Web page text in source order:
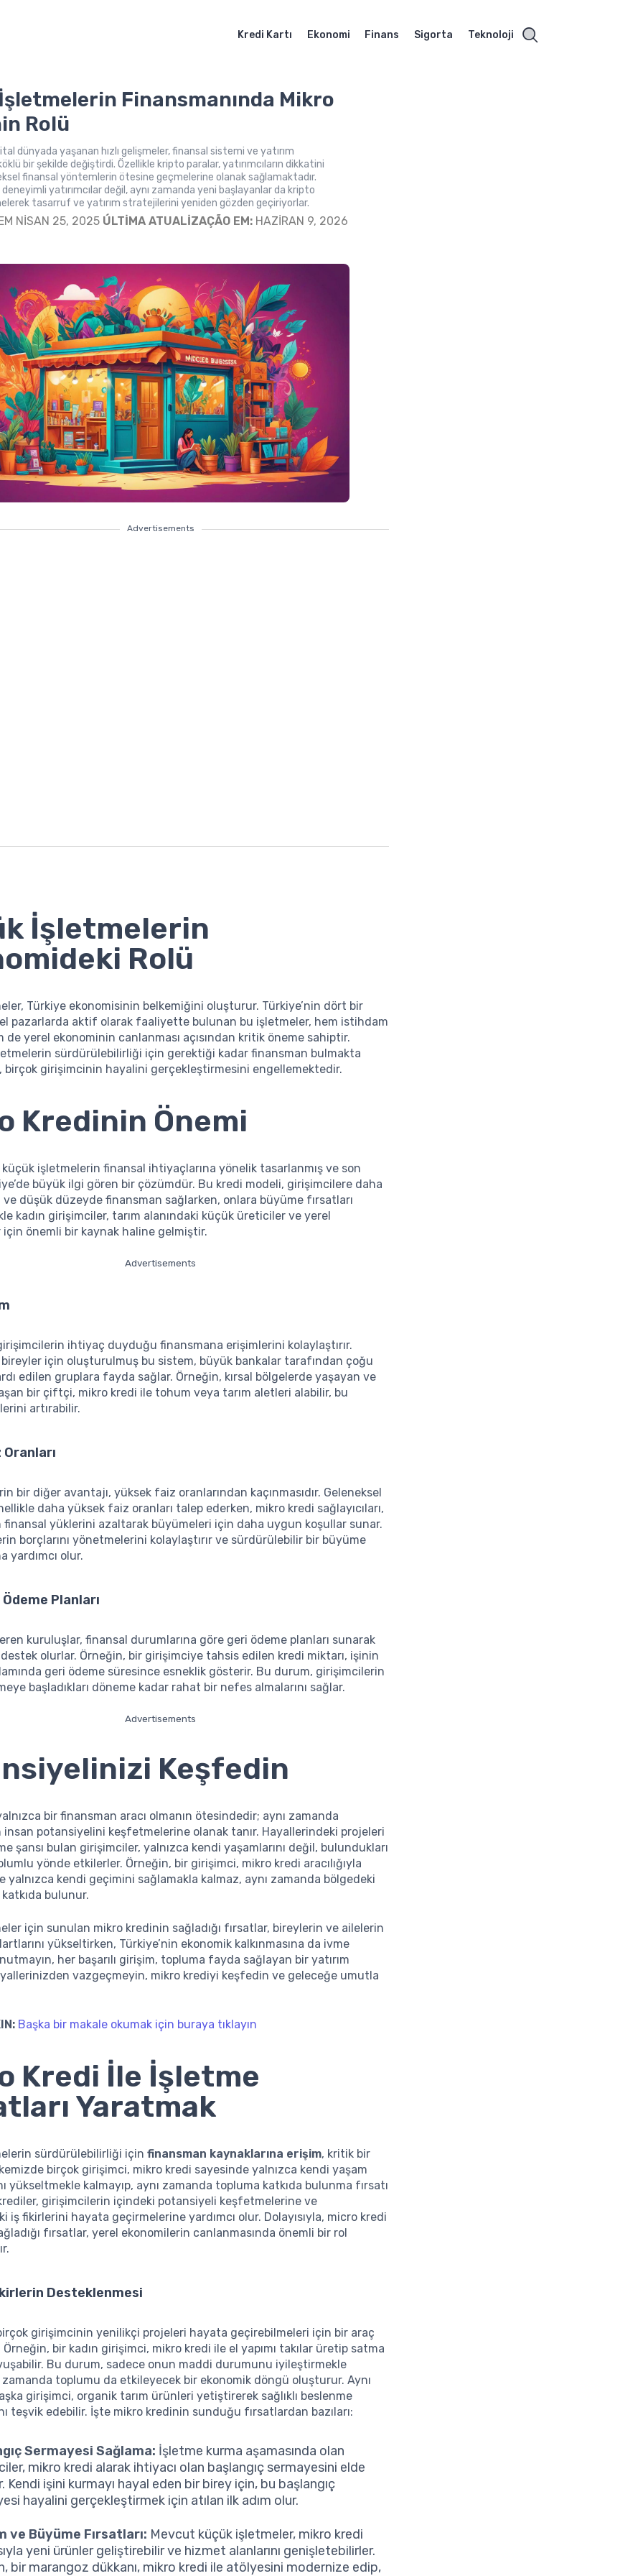
Kredi Kartı Ekonomi Finans Sigorta Teknoloji
Finansmanında Mikro
Rolü
dünyada yaşanan hızlı gelişmeler, finansal sistemi ve yatırım
köklü bir şekilde değiştirdi. Özellikle kripto paralar, yatırımcıların dikkatini
finansal yöntemlerin ötesine geçmelerine olanak sağlamaktadır.
yatırımcılar değil, aynı zamanda yeni başlayanlar da kripto
tasarruf ve yatırım stratejilerini yeniden gözden geçiriyorlar.
NISAN 25, 2025 ÚLTIMA ATUALIZAÇÃO EM: HAZIRAN 9, 2026
Advertisements
İşletmelerin
Rolü
Türkiye ekonomisinin belkemiğini oluşturur. Türkiye’nin dört bir
pazarlarda aktif olarak faaliyette bulunan bu işletmeler, hem istihdam
de yerel ekonominin canlanması açısından kritik öneme sahiptir.
sürdürülebilirliği için gerektiği kadar finansman bulmakta
birçok girişimcinin hayalini gerçekleştirmesini engellemektedir.
Kredinin Önemi
küçük işletmelerin finansal ihtiyaçlarına yönelik tasarlanmış ve son
büyük ilgi gören bir çözümdür. Bu kredi modeli, girişimcilere daha
düşük düzeyde finansman sağlarken, onlara büyüme fırsatları
kadın girişimciler, tarım alanındaki küçük üreticiler ve yerel
önemli bir kaynak haline gelmiştir.
Advertisements
ihtiyaç duyduğu finansmana erişimlerini kolaylaştırır.
için oluşturulmuş bu sistem, büyük bankalar tarafından çoğu
edilen gruplara fayda sağlar. Örneğin, kırsal bölgelerde yaşayan ve
bir çiftçi, mikro kredi ile tohum veya tarım aletleri alabilir, bu
artırabilir.
bir diğer avantajı, yüksek faiz oranlarından kaçınmasıdır. Geleneksel
daha yüksek faiz oranları talep ederken, mikro kredi sağlayıcıları,
finansal yüklerini azaltarak büyümeleri için daha uygun koşullar sunar.
borçlarını yönetmelerini kolaylaştırır ve sürdürülebilir bir büyüme
yardımcı olur.
Planları
kuruluşlar, finansal durumlarına göre geri ödeme planları sunarak
olurlar. Örneğin, bir girişimciye tahsis edilen kredi miktarı, işinin
geri ödeme süresince esneklik gösterir. Bu durum, girişimcilerin
başladıkları döneme kadar rahat bir nefes almalarını sağlar.
Advertisements
Keşfedin
bir finansman aracı olmanın ötesindedir; aynı zamanda
potansiyelini keşfetmelerine olanak tanır. Hayallerindeki projeleri
şansı bulan girişimciler, yalnızca kendi yaşamlarını değil, bulundukları
yönde etkilerler. Örneğin, bir girişimci, mikro kredi aracılığıyla
yalnızca kendi geçimini sağlamakla kalmaz, aynı zamanda bölgedeki
bulunur.
için sunulan mikro kredinin sağladığı fırsatlar, bireylerin ve ailelerin
yükseltirken, Türkiye’nin ekonomik kalkınmasına da ivme
her başarılı girişim, topluma fayda sağlayan bir yatırım
vazgeçmeyin, mikro krediyi keşfedin ve geleceğe umutla
Başka bir makale okumak için buraya tıklayın
Kredi İle İşletme
Yaratmak
sürdürülebilirliği içinfinansman kaynaklarına erişim, kritik bir
birçok girişimci, mikro kredi sayesinde yalnızca kendi yaşam
yükseltmekle kalmayıp, aynı zamanda topluma katkıda bulunma fırsatı
girişimcilerin içindeki potansiyeli keşfetmelerine ve
iş fikirlerini hayata geçirmelerine yardımcı olur. Dolayısıyla, micro kredi
fırsatlar, yerel ekonomilerin canlanmasında önemli bir rol
Desteklenmesi
girişimcinin yenilikçi projeleri hayata geçirebilmeleri için bir araç
bir kadın girişimci, mikro kredi ile el yapımı takılar üretip satma
Bu durum, sadece onun maddi durumunu iyileştirmekle
zamanda toplumu da etkileyecek bir ekonomik döngü oluşturur. Aynı
girişimci, organik tarım ürünleri yetiştirerek sağlıklı beslenme
teşvik edebilir. İşte mikro kredinin sunduğu fırsatlardan bazıları:
Sermayesi Sağlama: İşletme kurma aşamasında olan
mikro kredi alarak ihtiyacı olan başlangıç sermayesini elde
Kendi işini kurmayı hayal eden bir birey için, bu başlangıç
hayalini gerçekleştirmek için atılan ilk adım olur.
ve Büyüme Fırsatları: Mevcut küçük işletmeler, mikro kredi
yeni ürünler geliştirebilir ve hizmet alanlarını genişletebilirler.
bir marangoz dükkanı, mikro kredi ile atölyesini modernize edip,